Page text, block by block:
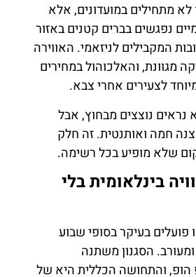
מתחילים במועדונים, אלא
נפגשים בברים קטנים באזור
המקבילים לניזאמי. האווירה
מגוונת, והאלכוהול במחירים
לצעירים אחרי צבא.
נוצצים מבחוץ, אבל
חמה ואותנטית. זה חלק
שלא מופיע בכל רשימה.
בינלאומית בלי
פועלים בעיקר בסופי שבוע
הסגנון משתנה
הופ, והתחושה הכללית היא של